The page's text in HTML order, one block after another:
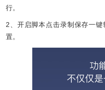
行。
2、开启脚本点击录制保存一
置。